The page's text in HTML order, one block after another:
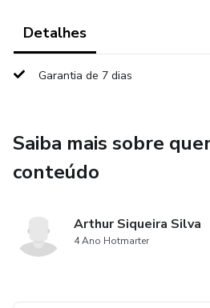
especialistas, "O Guia Essencial
experiente que procura aprimorar
manual é indispensável para
Adquira agora "O Guia Essencial
comece sua jornada rumo à
Detalhes
Garantia de 7 dias
Saiba mais sobre
conteúdo
Arthur Siqueira Silva
4 Ano Hotmarter